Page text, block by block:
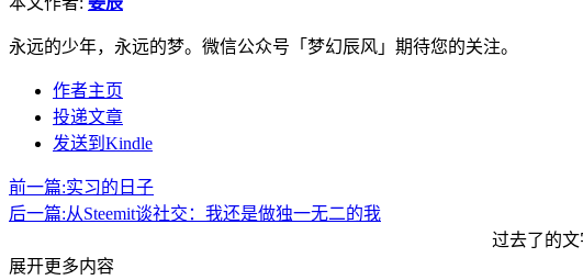
永远的少年，永远的梦。微信公众号「梦幻辰风」期待您的关注。
作者主页
投递文章
发送到Kindle
前一篇:实习的日子
后一篇:从Steemit谈社交：我还是做独一无二的我
过去了的文
展开更多内容